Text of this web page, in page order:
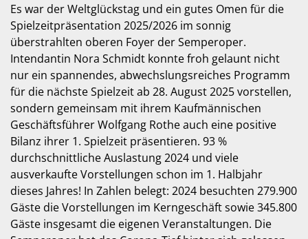
Es war der Weltglückstag und ein gutes Omen für die
Spielzeitpräsentation 2025/2026 im sonnig
überstrahlten oberen Foyer der Semperoper.
Intendantin Nora Schmidt konnte froh gelaunt nicht
nur ein spannendes, abwechslungsreiches Programm
für die nächste Spielzeit ab 28. August 2025 vorstellen,
sondern gemeinsam mit ihrem Kaufmännischen
Geschäftsführer Wolfgang Rothe auch eine positive
Bilanz ihrer 1. Spielzeit präsentieren. 93 %
durchschnittliche Auslastung 2024 und viele
ausverkaufte Vorstellungen schon im 1. Halbjahr
dieses Jahres! In Zahlen belegt: 2024 besuchten 279.900
Gäste die Vorstellungen im Kerngeschäft sowie 345.800
Gäste insgesamt die eigenen Veranstaltungen. Die